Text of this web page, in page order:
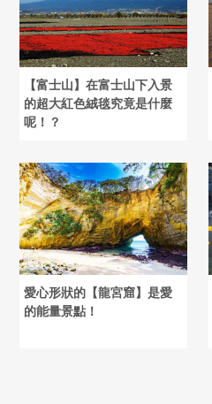
【富士山】在富士山下入景
的超大紅色絨毯究竟是什麼
呢！？
愛心形狀的【龍宮窟】是愛
的能量景點！